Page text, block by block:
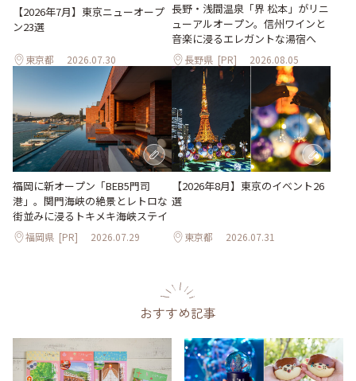
【2026年7月】東京ニューオープ
ン23選
東京都 2026.07.30
長野・浅間温泉「界 松本」がリニ
ューアルオープン。信州ワインと
音楽に浸るエレガントな湯宿へ
長野県 [PR] 2026.08.05
福岡に新オープン「BEB5門司
港」。関門海峡の絶景とレトロな
街並みに浸るトキメキ海峡ステイ
福岡県 [PR] 2026.07.29
【2026年8月】東京のイベント26
選
東京都 2026.07.31
おすすめ記事